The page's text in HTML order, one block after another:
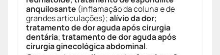
anquilosante (inflamação da coluna e de
grandes articulações);alívio da dor;
tratamento de dor aguda após cirurgia
dentária;tratamento de dor aguda após
cirurgia ginecológica abdominal.